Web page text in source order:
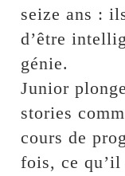
seize ans :
d’être
génie.
Junior
stories
cours de
fois, ce qu’il